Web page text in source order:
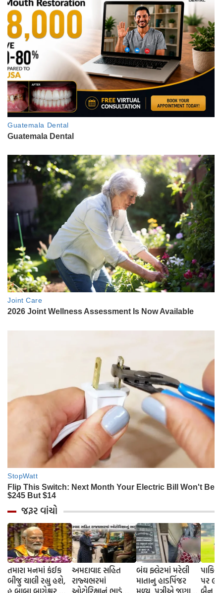
જરૂર વાંચો
તમારા મનમાં કંઈક
બીજુ ચાલી રહ્યુ હશે,
અમદાવાદ સહિત
રાજ્યભરમાં
બંઘ ફ્લેટમાં મરેલી
માતાનુ હાડપિંજર
પર